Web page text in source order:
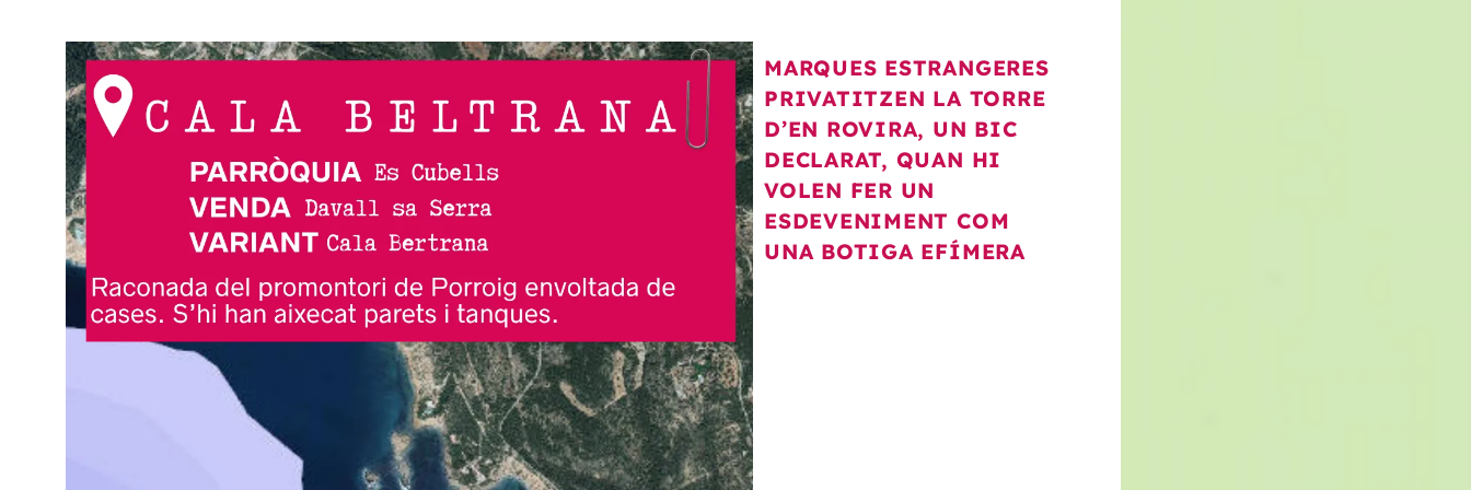
MARQUES ESTRANGERES
PRIVATITZEN LA TORRE
D’EN ROVIRA, UN BIC
DECLARAT, QUAN HI
VOLEN FER UN
ESDEVENIMENT COM
UNA BOTIGA EFÍMERA